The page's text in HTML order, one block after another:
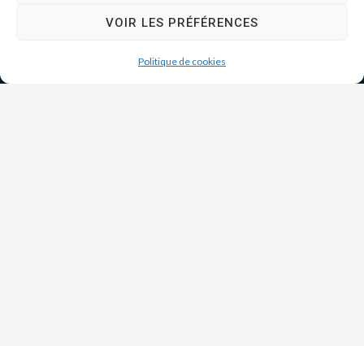
VOIR LES PRÉFÉRENCES
Politique de cookies